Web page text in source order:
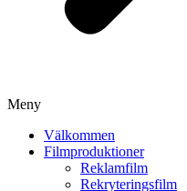
Meny
Välkommen
Filmproduktioner
Reklamfilm
Rekryteringsfilm